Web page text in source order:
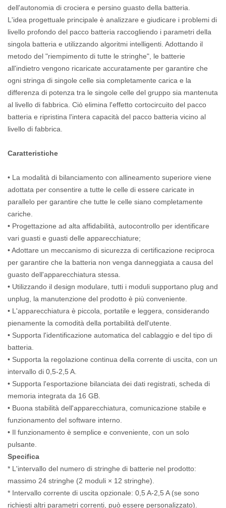
dell'autonomia di crociera e persino guasto della batteria.
L'idea progettuale principale è analizzare e giudicare i problemi di
livello profondo del pacco batteria raccogliendo i parametri della
singola batteria e utilizzando algoritmi intelligenti. Adottando il
metodo del "riempimento di tutte le stringhe", le batterie
all'indietro vengono ricaricate accuratamente per garantire che
ogni stringa di singole celle sia completamente carica e la
differenza di potenza tra le singole celle del gruppo sia mantenuta
al livello di fabbrica. Ciò elimina l'effetto cortocircuito del pacco
batteria e ripristina l'intera capacità del pacco batteria vicino al
livello di fabbrica.
Caratteristiche
• La modalità di bilanciamento con allineamento superiore viene
adottata per consentire a tutte le celle di essere caricate in
parallelo per garantire che tutte le celle siano completamente
cariche.
• Progettazione ad alta affidabilità, autocontrollo per identificare
vari guasti e guasti delle apparecchiature;
• Adottare un meccanismo di sicurezza di certificazione reciproca
per garantire che la batteria non venga danneggiata a causa del
guasto dell'apparecchiatura stessa.
• Utilizzando il design modulare, tutti i moduli supportano plug and
unplug, la manutenzione del prodotto è più conveniente.
• L'apparecchiatura è piccola, portatile e leggera, considerando
pienamente la comodità della portabilità dell'utente.
• Supporta l'identificazione automatica del cablaggio e del tipo di
batteria.
• Supporta la regolazione continua della corrente di uscita, con un
intervallo di 0,5-2,5 A.
• Supporta l'esportazione bilanciata dei dati registrati, scheda di
memoria integrata da 16 GB.
• Buona stabilità dell'apparecchiatura, comunicazione stabile e
funzionamento del software interno.
• Il funzionamento è semplice e conveniente, con un solo
pulsante.
Specifica
* L'intervallo del numero di stringhe di batterie nel prodotto:
massimo 24 stringhe (2 moduli × 12 stringhe).
* Intervallo corrente di uscita opzionale: 0,5 A-2,5 A (se sono
richiesti altri parametri correnti, può essere personalizzato).